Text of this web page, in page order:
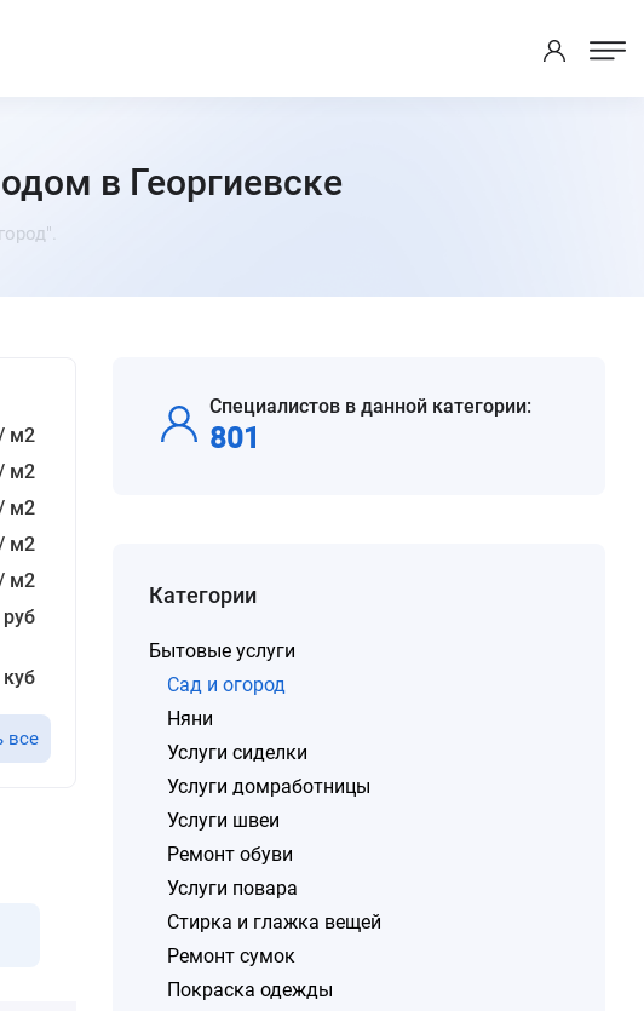
в Георгиевске
м2
м2
м2
м2
м2
все
Специалистов в данной категории:
801
Категории
Бытовые услуги
Сад и огород
Няни
Услуги сиделки
Услуги домработницы
Услуги швеи
Ремонт обуви
Услуги повара
Стирка и глажка вещей
Ремонт сумок
Покраска одежды